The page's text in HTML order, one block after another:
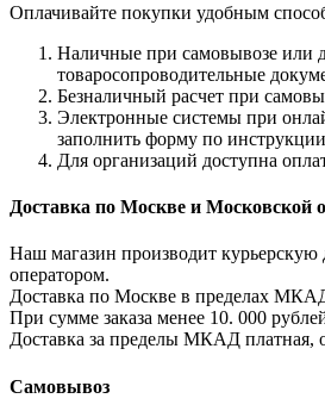
Оплачивайте покупки удобным
Наличные при самовывозе или
товаросопроводительные
Безналичный расчет при
Электронные системы при
заполнить форму по
Для организаций доступна
Доставка по Москве и Московской
Наш магазин производит курьерскую
оператором.
Доставка по Москве в пределах МКАД
При сумме заказа менее 10. 000
Доставка за пределы МКАД платная,
Самовывоз